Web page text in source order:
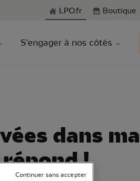
à la rechercheLPO.fr Boutique
S'engager à nos côtés
dans ma
!
Continuer sans accepter